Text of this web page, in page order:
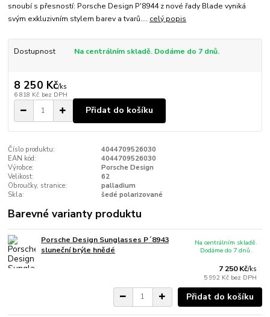
snoubí s přesností: Porsche Design P'8944 z nové řady Blade vyniká
svým exkluzivním stylem barev a tvarů.... celý popis
Dostupnost Na centrálním skladě. Dodáme do 7 dnů.
8 250 Kč/ks
6 818 Kč bez DPH
Přidat do košíku
Číslo produktu:
4044709526030
EAN kód:
4044709526030
Výrobce:
Porsche Design
Velikost:
62
Obroučky, stranice:
palladium
Skla:
šedé polarizované
Barevné varianty produktu
Porsche Design Sunglasses P´8943
sluneční brýle hnědé
7 250 Kč/ks
5 992 Kč bez DPH
Na centrálním skladě.
Dodáme do 7 dnů.
Přidat do košíku